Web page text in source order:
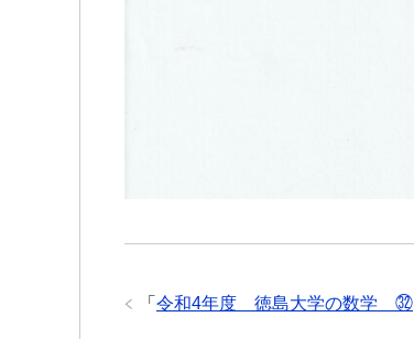
「 令和4年度 徳島大学の数学 ㉜